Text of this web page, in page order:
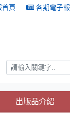
首頁 各期電子報
搜尋
出版品介紹